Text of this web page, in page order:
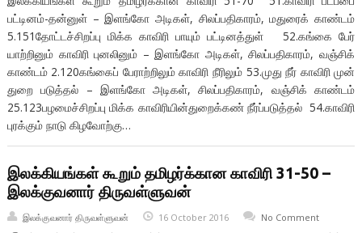
பட்டினம்-தன்னுள் – இளங்கோ அடிகள், சிலப்பதிகாரம், மதுரைக் காண்டம்
5.151தோட்டச்சிறப்பு மிக்க காவிரி பாயும் பட்டினத்துள் 52.கங்கை பேர்
யாற்றினும் காவிரி புனலினும் – இளங்கோ அடிகள், சிலப்பதிகாரம், வஞ்சிக்
காண்டம் 2.120கங்கைப் பேராற்றிலும் காவிரி நீரிலும் 53.முது நீர் காவிரி முன்
துறை படுத்தல் – இளங்கோ அடிகள், சிலப்பதிகாரம், வஞ்சிக் காண்டம்
25.123பழமைச்சிறப்பு மிக்க காவிரியின்துறைக்கண் நீர்ப்படுத்தல் 54.காவிரி
புரக்கும் நாடு கிழவோற்கு…
இலக்கியங்கள் கூறும் தமிழர்க்கான காவிரி 31-50 –
இலக்குவனார் திருவள்ளுவன்
இலக்குவனார் திருவள்ளுவன் 16 October 2016 No Comment